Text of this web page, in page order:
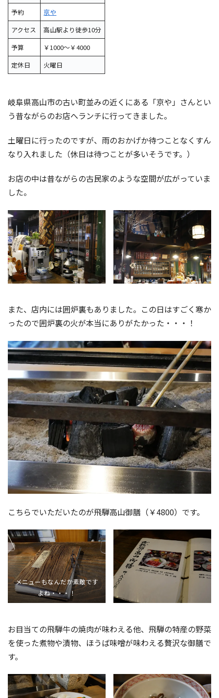
予約
京や
アクセス
高山駅より徒歩10分
予算
￥1000～￥4000
定休日
火曜日
岐阜県高山市の古い町並みの近くにある「京や」さんとい
う昔ながらのお店へランチに行ってきました。
土曜日に行ったのですが、雨のおかげか待つことなくすん
なり入れました（休日は待つことが多いそうです。）
お店の中は昔ながらの古民家のような空間が広がっていま
した。
また、店内には囲炉裏もありました。この日はすごく寒か
ったので囲炉裏の火が本当にありがたかった・・・！
こちらでいただいたのが飛騨高山御膳（￥4800）です。
メニューもなんだか素敵です
よね・・・！
お目当ての飛騨牛の焼肉が味わえる他、飛騨の特産の野菜
を使った煮物や漬物、ほうば味噌が味わえる贅沢な御膳で
す。